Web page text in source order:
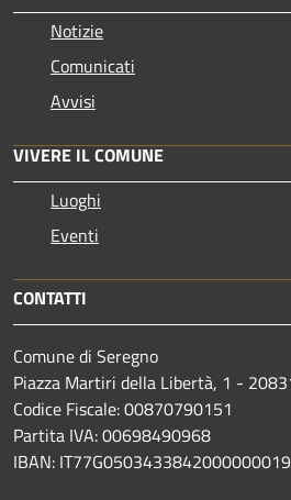
Notizie
Comunicati
Avvisi
VIVERE IL COMUNE
Luoghi
Eventi
CONTATTI
Comune di Seregno
Piazza Martiri della Libertà, 1 -
Codice Fiscale: 00870790151
Partita IVA: 00698490968
IBAN: